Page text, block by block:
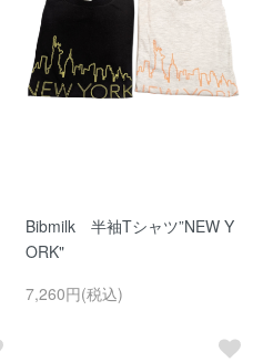
Bibmilk 半袖Tシャツ”NEW Y
ORK"
7,260円(税込)